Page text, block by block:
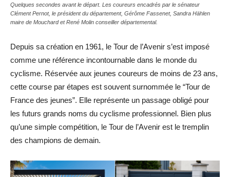
Quelques secondes avant le départ. Les coureurs encadrés par le sénateur
Clément Pernot, le président du département, Gérôme Fassenet, Sandra Hählen
maire de Mouchard et René Molin conseiller départemental.
Depuis sa création en 1961, le Tour de l’Avenir s’est imposé
comme une référence incontournable dans le monde du
cyclisme. Réservée aux jeunes coureurs de moins de 23 ans,
cette course par étapes est souvent surnommée le “Tour de
France des jeunes”. Elle représente un passage obligé pour
les futurs grands noms du cyclisme professionnel. Bien plus
qu’une simple compétition, le Tour de l’Avenir est le tremplin
des champions de demain.